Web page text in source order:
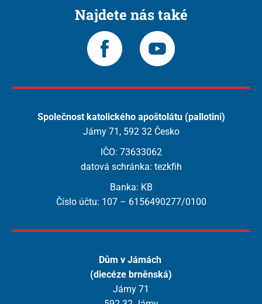
Najdete nás také
Společnost katolického apoštolátu (pallotini)
Jámy 71, 592 32 Česko
IČO: 73633062
datová schránka: tezkfih
Banka: KB
Číslo účtu: 107 – 6156490277/0100
Dům v Jámách
(diecéze brněnská)
Jámy 71